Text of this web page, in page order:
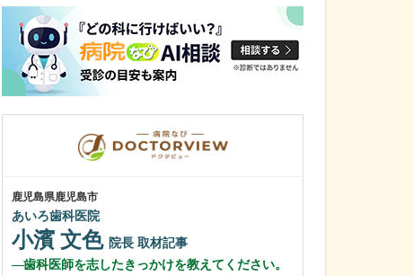
鹿児島県鹿児島市
あいろ歯科医院
小濱 文色 院長 取材記事
歯科医師を志したきっかけを教えてください。